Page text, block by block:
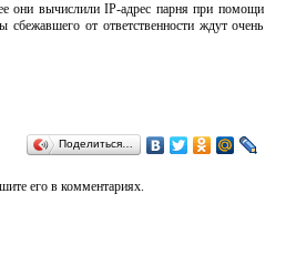
они вычислили IP-адрес парня при помощи
от ответственности ждут очень
Поделиться…
его в комментариях.